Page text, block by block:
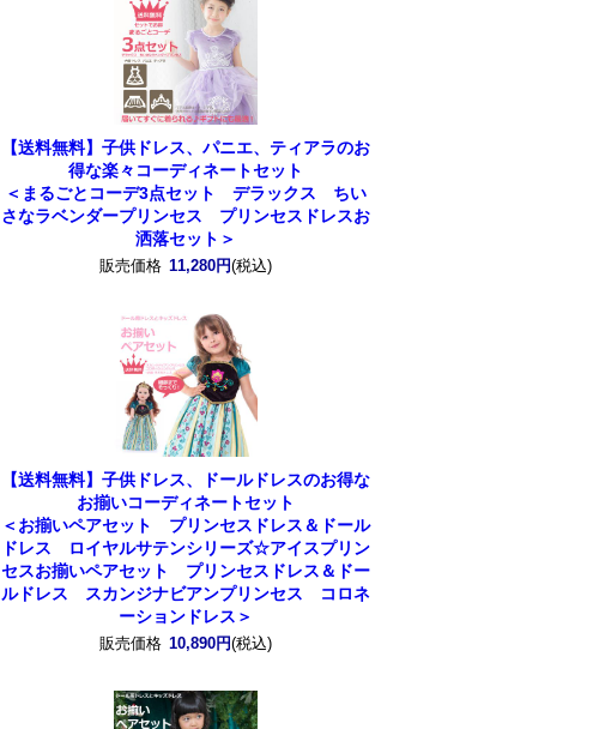
【送料無料】子供ドレス、パニエ、ティアラのお
得な楽々コーディネートセット
＜まるごとコーデ3点セット デラックス ちい
さなラベンダープリンセス プリンセスドレスお
洒落セット＞
販売価格 11,280円(税込)
【送料無料】子供ドレス、ドールドレスのお得な
お揃いコーディネートセット
＜お揃いペアセット プリンセスドレス＆ドール
ドレス ロイヤルサテンシリーズ☆アイスプリン
セスお揃いペアセット プリンセスドレス＆ドー
ルドレス スカンジナビアンプリンセス コロネ
ーションドレス＞
販売価格 10,890円(税込)